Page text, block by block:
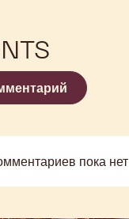
пока нет